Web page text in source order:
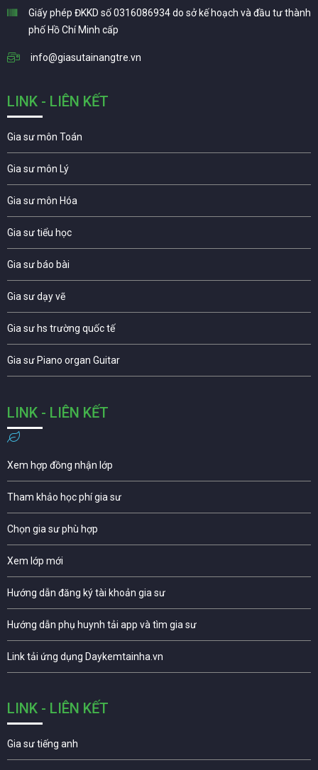
Giấy phép ĐKKD số 0316086934 do sở kế hoạch và đầu tư thành
phố Hồ Chí Minh cấp
info@giasutainangtre.vn
LINK - LIÊN KẾT
Gia sư môn Toán
Gia sư môn Lý
Gia sư môn Hóa
Gia sư tiểu học
Gia sư báo bài
Gia sư dạy vẽ
Gia sư hs trường quốc tế
Gia sư Piano organ Guitar
LINK - LIÊN KẾT
Xem hợp đồng nhận lớp
Tham khảo học phí gia sư
Chọn gia sư phù hợp
Xem lớp mới
Hướng dẫn đăng ký tài khoản gia sư
Hướng dẫn phụ huynh tải app và tìm gia sư
Link tải ứng dụng Daykemtainha.vn
LINK - LIÊN KẾT
Gia sư tiếng anh